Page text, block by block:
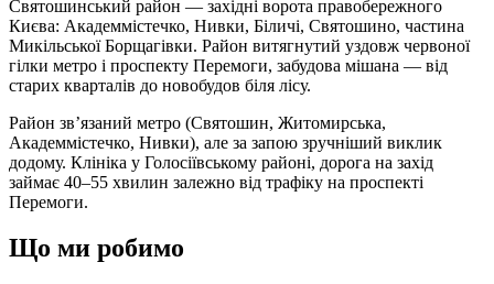
Святошинський район — західні ворота правобережного
Києва: Академмістечко, Нивки, Біличі, Святошино, частина
Микільської Борщагівки. Район витягнутий уздовж червоної
гілки метро і проспекту Перемоги, забудова мішана — від
старих кварталів до новобудов біля лісу.
Район зв’язаний метро (Святошин, Житомирська,
Академмістечко, Нивки), але за запою зручніший виклик
додому. Клініка у Голосіївському районі, дорога на захід
займає 40–55 хвилин залежно від трафіку на проспекті
Перемоги.
Що ми робимо